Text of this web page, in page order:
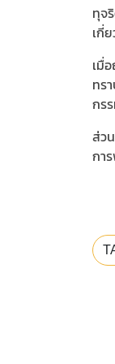
ทุจ
เกี่
เมื่
ทร
กร
ส่ว
กา